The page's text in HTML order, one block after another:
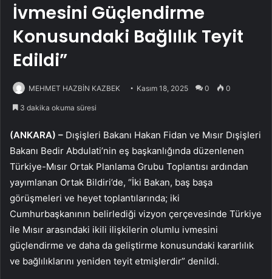
İvmesini Güçlendirme
Konusundaki Bağlılık Teyit
Edildi”
MEHMET HAZBİN KAZBEK Kasım 18, 2025 0 0
3 dakika okuma süresi
(ANKARA) – Dışişleri Bakanı Hakan Fidan ve Mısır Dışişleri
Bakanı Bedir Abdulati’nin eş başkanlığında düzenlenen
Türkiye-Mısır Ortak Planlama Grubu Toplantısı ardından
yayımlanan Ortak Bildiri’de, “İki Bakan, baş başa
görüşmeleri ve heyet toplantılarında; iki
Cumhurbaşkanının belirlediği vizyon çerçevesinde Türkiye
ile Mısır arasındaki ikili ilişkilerin olumlu ivmesini
güçlendirme ve daha da geliştirme konusundaki kararlılık
ve bağlılıklarını yeniden teyit etmişlerdir” denildi.